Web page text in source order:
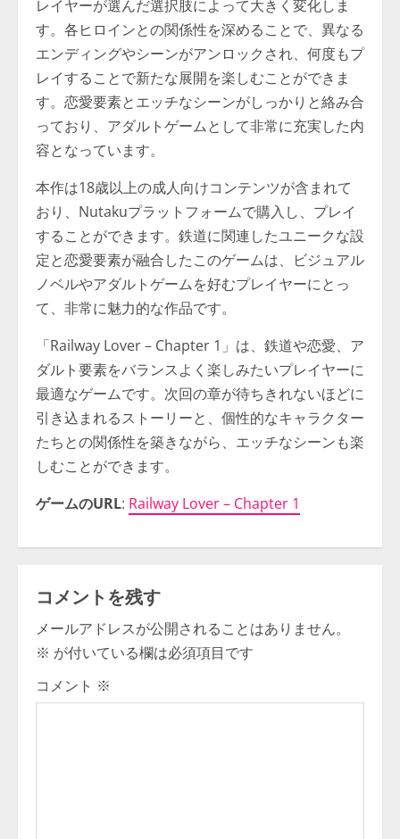
レイヤーが選んだ選択肢によって大きく変化しま
す。各ヒロインとの関係性を深めることで、異なる
エンディングやシーンがアンロックされ、何度もプ
レイすることで新たな展開を楽しむことができま
す。恋愛要素とエッチなシーンがしっかりと絡み合
っており、アダルトゲームとして非常に充実した内
容となっています。
本作は18歳以上の成人向けコンテンツが含まれて
おり、Nutakuプラットフォームで購入し、プレイ
することができます。鉄道に関連したユニークな設
定と恋愛要素が融合したこのゲームは、ビジュアル
ノベルやアダルトゲームを好むプレイヤーにとっ
て、非常に魅力的な作品です。
「Railway Lover – Chapter 1」は、鉄道や恋愛、ア
ダルト要素をバランスよく楽しみたいプレイヤーに
最適なゲームです。次回の章が待ちきれないほどに
引き込まれるストーリーと、個性的なキャラクター
たちとの関係性を築きながら、エッチなシーンも楽
しむことができます。
ゲームのURL: Railway Lover – Chapter 1
コメントを残す
メールアドレスが公開されることはありません。
※ が付いている欄は必須項目です
コメント ※